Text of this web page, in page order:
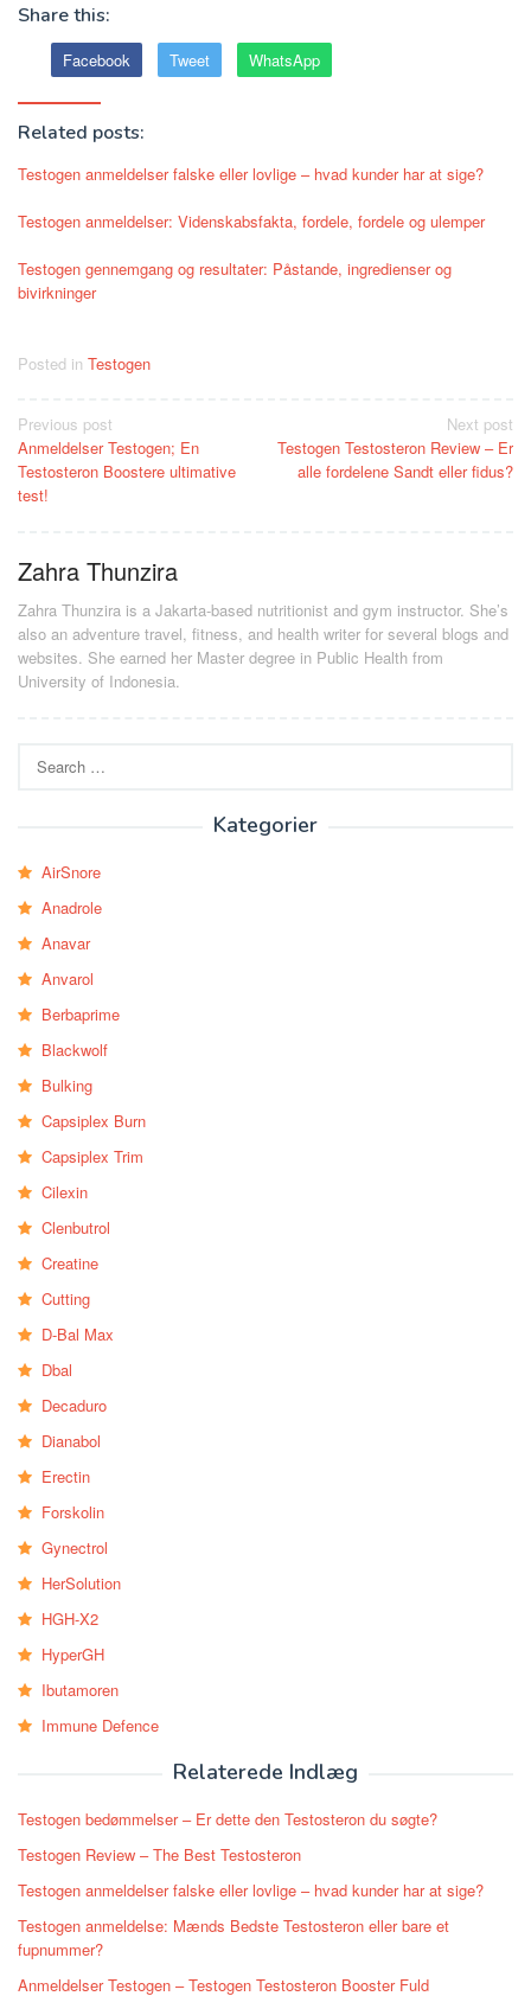
Share this:
Facebook Tweet WhatsApp
Related posts:
Testogen anmeldelser falske eller lovlige – hvad kunder har at sige?
Testogen anmeldelser: Videnskabsfakta, fordele, fordele og ulemper
Testogen gennemgang og resultater: Påstande, ingredienser og
bivirkninger
Posted in Testogen
Post
navigation
Previous post
Anmeldelser Testogen; En
Testosteron Boostere ultimative
test!
Next post
Testogen Testosteron Review – Er
alle fordelene Sandt eller fidus?
Zahra Thunzira
Zahra Thunzira is a Jakarta-based nutritionist and gym instructor. She’s
also an adventure travel, fitness, and health writer for several blogs and
websites. She earned her Master degree in Public Health from
University of Indonesia.
for:
Kategorier
AirSnore
Anadrole
Anavar
Anvarol
Berbaprime
Blackwolf
Bulking
Capsiplex Burn
Capsiplex Trim
Cilexin
Clenbutrol
Creatine
Cutting
D-Bal Max
Dbal
Decaduro
Dianabol
Erectin
Forskolin
Gynectrol
HerSolution
HGH-X2
HyperGH
Ibutamoren
Immune Defence
Relaterede Indlæg
Testogen bedømmelser – Er dette den Testosteron du søgte?
Testogen Review – The Best Testosteron
Testogen anmeldelser falske eller lovlige – hvad kunder har at sige?
Testogen anmeldelse: Mænds Bedste Testosteron eller bare et
fupnummer?
Anmeldelser Testogen – Testogen Testosteron Booster Fuld